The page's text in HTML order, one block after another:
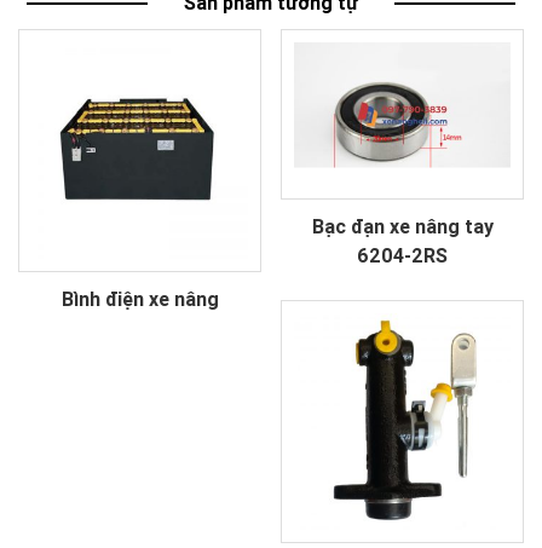
Bình điện xe nâng
Bạc đạn xe nâng tay
6204-2RS